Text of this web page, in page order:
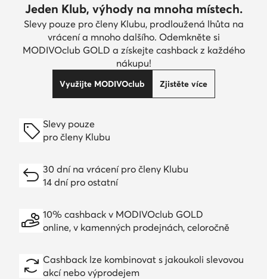
Jeden Klub, výhody na mnoha místech.
Slevy pouze pro členy Klubu, prodloužená lhůta na
vrácení a mnoho dalšího. Odemkněte si
MODIVOclub GOLD a získejte cashback z každého
nákupu!
Využijte MODIVOclub Zjistěte více
Slevy pouze
pro členy Klubu
30 dní na vrácení pro členy Klubu
14 dní pro ostatní
10% cashback v MODIVOclub GOLD
online, v kamenných prodejnách, celoročně
Cashback lze kombinovat s jakoukoli slevovou
akcí nebo výprodejem